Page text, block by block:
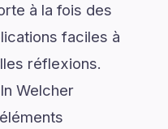
à la fois des
faciles à
réflexions.
Welcher